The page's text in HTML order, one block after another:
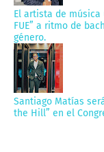
El artista de música
FUE” a ritmo de
género.
Santiago Matías
the Hill” en el